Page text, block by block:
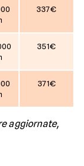
337€
351€
371€
aggiornate,